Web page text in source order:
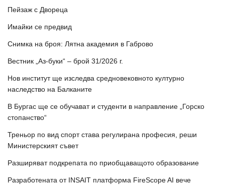
Пейзаж с Двореца
Имайки се предвид
Снимка на броя: Лятна академия в Габрово
Вестник „Аз-буки“ – брой 31/2026 г.
Нов институт ще изследва средновековното културно
наследство на Балканите
В Бургас ще се обучават и студенти в направление „Горско
стопанство“
Треньор по вид спорт става регулирана професия, реши
Министерският съвет
Разширяват подкрепата по приобщаващото образование
Разработената от INSAIT платформа FireScope AI вече